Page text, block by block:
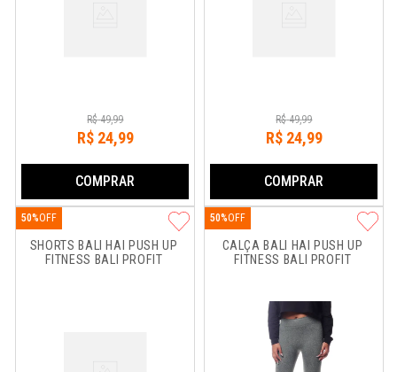
R$ 49,99
R$ 24,99
COMPRAR
R$ 49,99
R$ 24,99
COMPRAR
SHORTS BALI HAI PUSH UP
FITNESS BALI PROFIT
50%
CALÇA BALI HAI PUSH UP
FITNESS BALI PROFIT
50%